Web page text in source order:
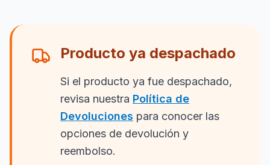
Producto ya despachado
Si el producto ya fue despachado,
revisa nuestra Política de
Devoluciones para conocer las
opciones de devolución y
reembolso.